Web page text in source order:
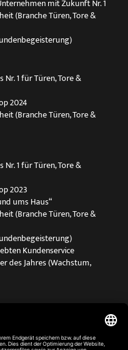
mit Zukunft Nr. 1
(Branche Türen, Tore &
Nr. 1 für Türen, Tore &
2024
(Branche Türen, Tore &
Nr. 1 für Türen, Tore &
2023
ums Haus“
(Branche Türen, Tore &
Kundenservice
des Jahres (Wachstum,
2022